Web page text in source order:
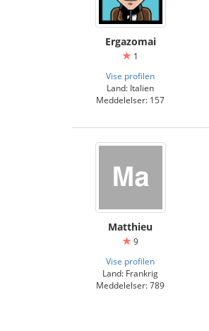
Ergazomai
1
Vise profilen
Land: Italien
Meddelelser: 157
Matthieu
9
Vise profilen
Land: Frankrig
Meddelelser: 789